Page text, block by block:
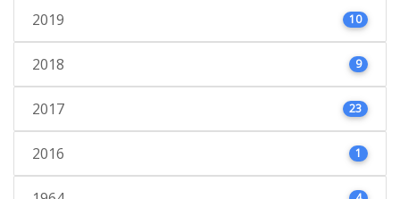
2019 10
2018 9
2017 23
2016 1